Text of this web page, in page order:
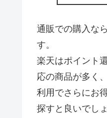
通販での購入な
す。
楽天はポイント
応の商品が多く
利用でさらにお
探すと良いでしょ